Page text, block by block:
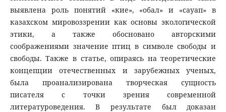
выявлена роль понятий «кие», «обал» и «сауап» в
казахском мировоззрении как основы экологической
этики, а также обосновано авторскими
соображениями значение птиц в символе свободы и
свободы. Также в статье, опираясь на теоретические
концепции отечественных и зарубежных ученых,
была проанализирована творческая сущность
писателя с точки зрения современной
литературоведения. В результате был доказан